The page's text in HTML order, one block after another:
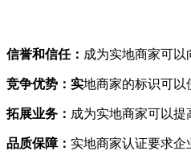
信誉和信任： 成为实地商家可
竞争优势：实地商家的标识可以
拓展业务： 成为实地商家可以
品质保障： 实地商家认证要求企